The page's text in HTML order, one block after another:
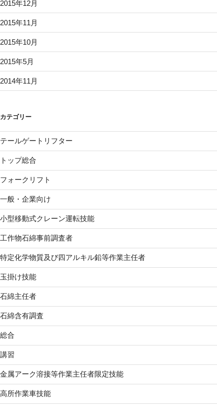
2015年12月
2015年11月
2015年10月
2015年5月
2014年11月
カテゴリー
テールゲートリフター
トップ総合
フォークリフト
一般・企業向け
小型移動式クレーン運転技能
工作物石綿事前調査者
特定化学物質及び四アルキル鉛等作業主任者
玉掛け技能
石綿主任者
石綿含有調査
総合
講習
金属アーク溶接等作業主任者限定技能
高所作業車技能